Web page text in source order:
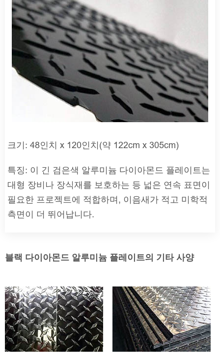
크기: 48인치 x 120인치(약 122cm x 305cm)
특징: 이 긴 검은색 알루미늄 다이아몬드 플레이트는
대형 장비나 장식재를 보호하는 등 넓은 연속 표면이
필요한 프로젝트에 적합하며, 이음새가 적고 미학적
측면이 더 뛰어납니다.
블랙 다이아몬드 알루미늄 플레이트의 기타 사양